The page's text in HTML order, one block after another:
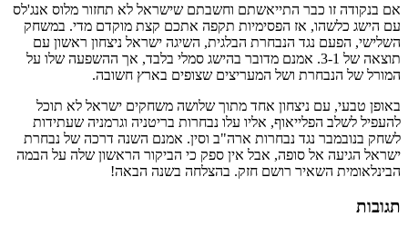
אם בנקודה זו כבר התייאשתם וחשבתם שישראל לא תחזור מלוס אנג'לס
עם הישג כלשהו, אז הפסימיות תקפה אתכם קצת מוקדם מדי. במשחק
השלישי, הפעם נגד הנבחרת הבלגית, השיגה ישראל ניצחון ראשון עם
תוצאה של 3-1. אמנם מדובר בהישג סמלי בלבד, אך ההשפעה שלו על
המורל של הנבחרת ושל המעריצים שצופים בארץ חשובה.
באופן טבעי, עם ניצחון אחד מתוך שלושה משחקים ישראל לא תוכל
להעפיל לשלב הפלייאוף, אליו עלו נבחרות בריטניה וגרמניה שעתידות
לשחק בנובמבר נגד נבחרות ארה"ב וסין. אמנם השנה דרכה של נבחרת
ישראל הגיעה אל סופה, אבל אין ספק כי הביקור הראשון שלה על הבמה
הבינלאומית השאיר רושם חזק. בהצלחה בשנה הבאה!
תגובות